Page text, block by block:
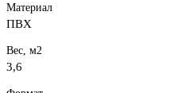
Материал
ПВХ
Вес, м2
3,6